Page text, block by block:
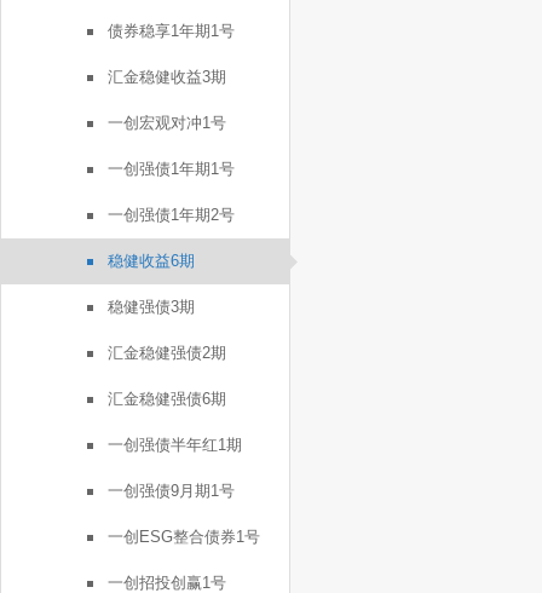
债券稳享1年期1号
汇金稳健收益3期
一创宏观对冲1号
一创强债1年期1号
一创强债1年期2号
稳健收益6期
稳健强债3期
汇金稳健强债2期
汇金稳健强债6期
一创强债半年红1期
一创强债9月期1号
一创ESG整合债券1号
一创招投创赢1号